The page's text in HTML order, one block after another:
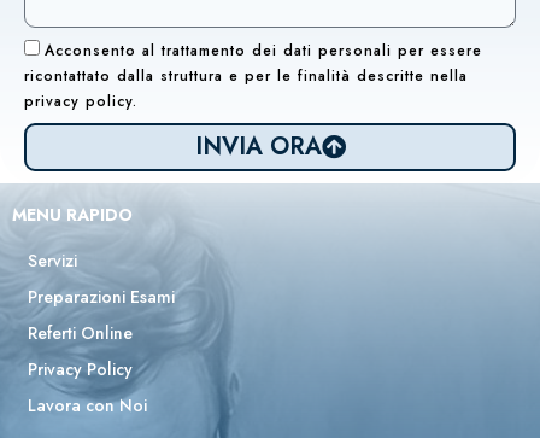
Acconsento al trattamento dei dati personali per essere
ricontattato dalla struttura e per le finalità descritte nella
privacy policy.
INVIA ORA
MENU RAPIDO
Servizi
Preparazioni Esami
Referti Online
Privacy Policy
Lavora con Noi